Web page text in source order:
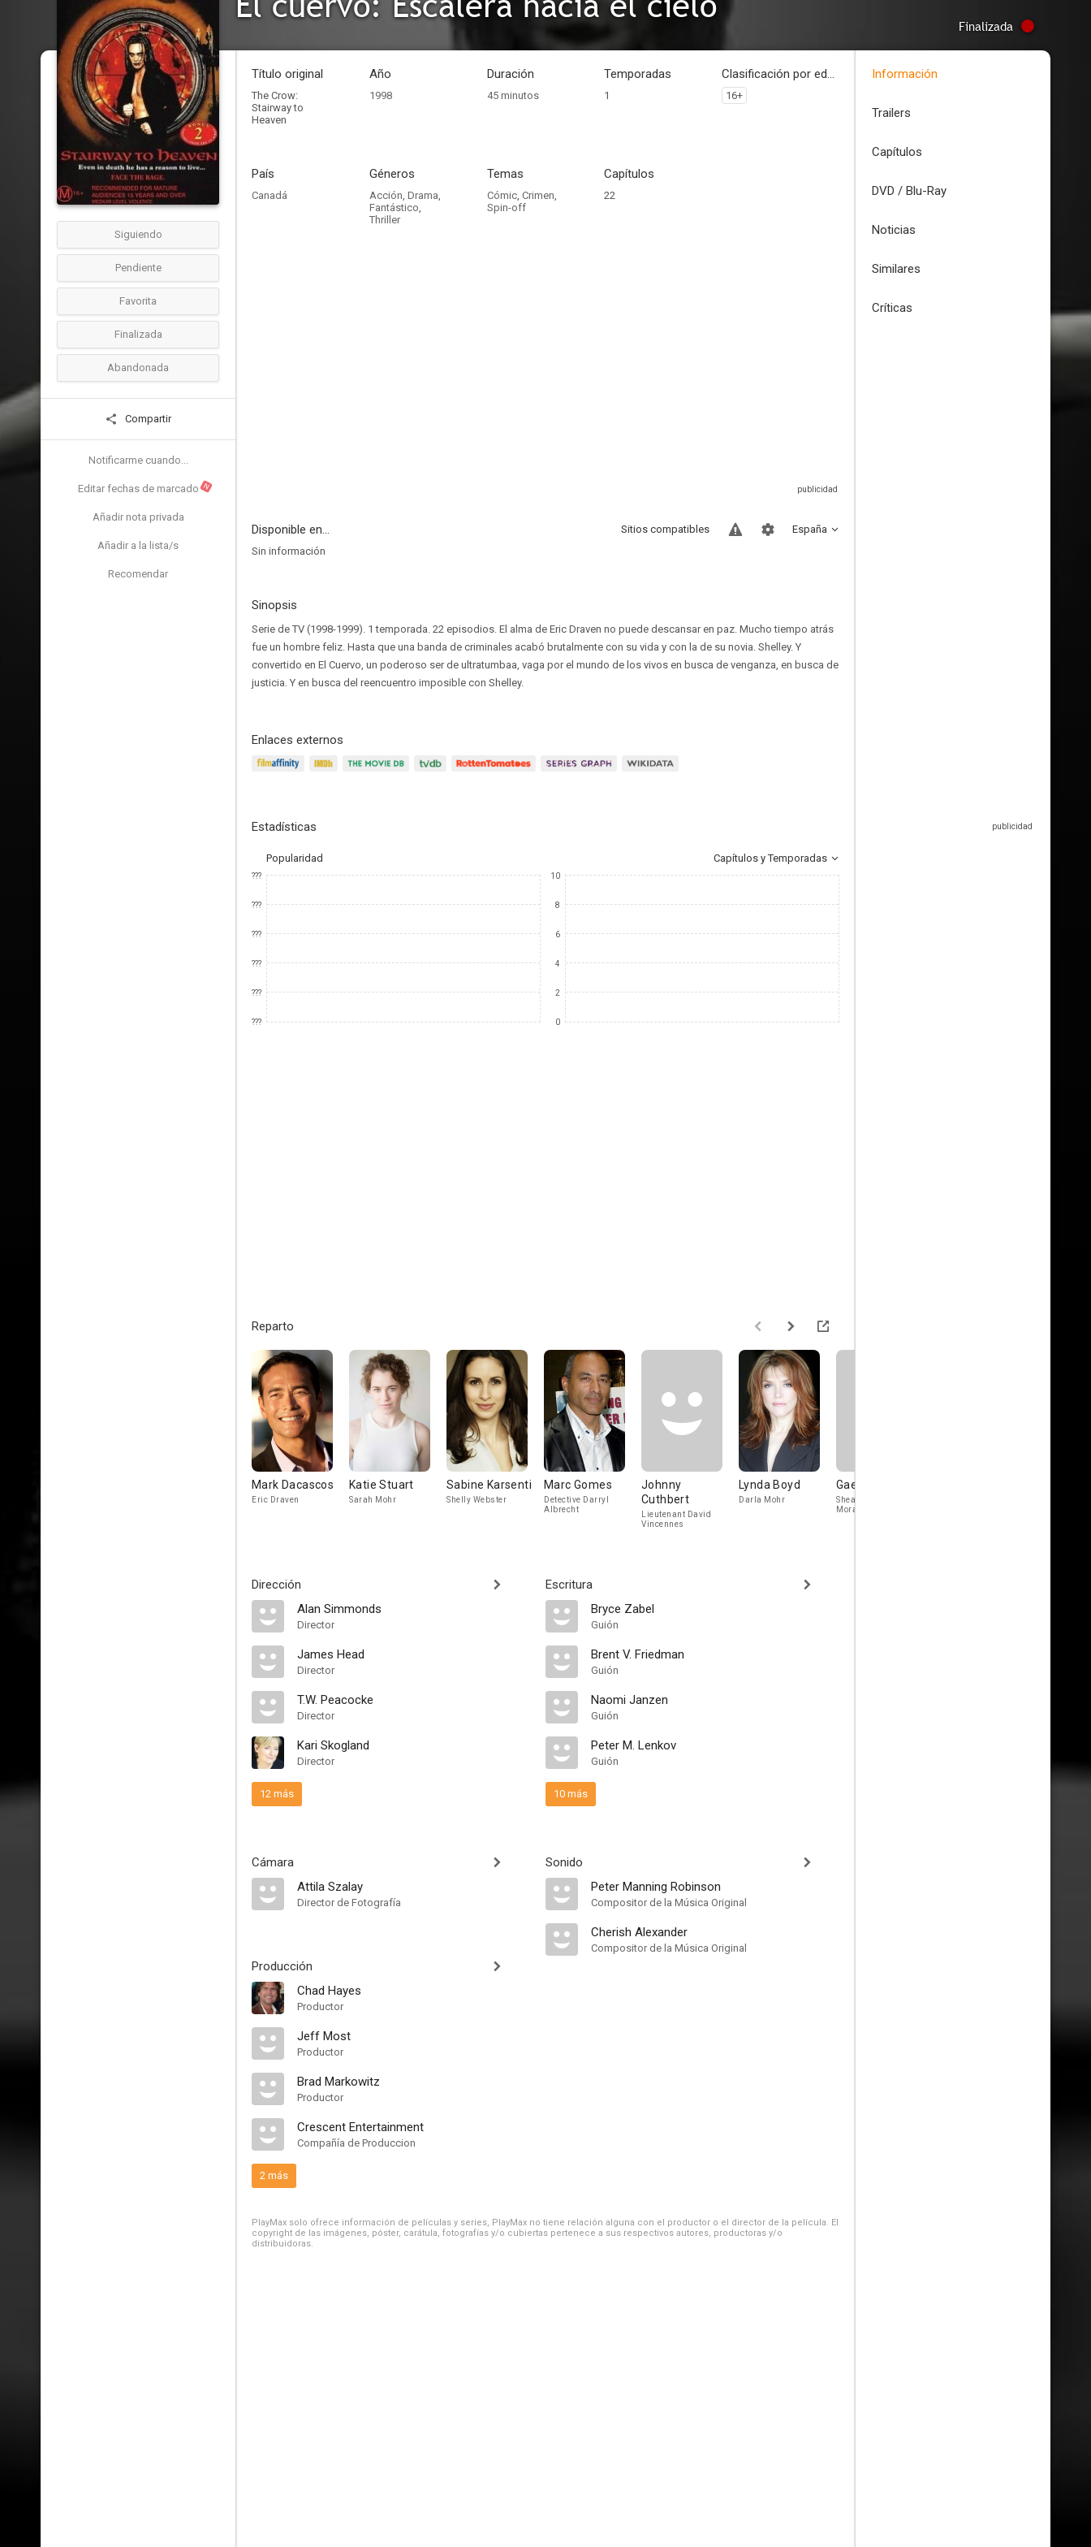
Finalizada
Siguiendo
Pendiente
Favorita
Finalizada
Abandonada
Compartir
Notificarme cuando...
Editar fechas de marcado N
Añadir nota privada
Añadir a la lista/s
Recomendar
Título original
The Crow:
Stairway to
Heaven
Año
1998
Duración
45 minutos
Temporadas
1
Clasificación por edades
16+
País
Canadá
Géneros
Acción, Drama,
Fantástico,
Thriller
Temas
Cómic, Crimen,
Spin-off
Capítulos
22
Disponible en... España
Sitios compatibles
Sin información
Sinopsis
Serie de TV (1998-1999). 1 temporada. 22 episodios. El alma de Eric Draven no puede descansar en paz. Mucho tiempo atrás
fue un hombre feliz. Hasta que una banda de criminales acabó brutalmente con su vida y con la de su novia. Shelley. Y
convertido en El Cuervo, un poderoso ser de ultratumbaa, vaga por el mundo de los vivos en busca de venganza, en busca de
justicia. Y en busca del reencuentro imposible con Shelley.
Enlaces externos
Estadísticas
Popularidad Capítulos y Temporadas
???
???
???
???
???
???
10
8
6
4
2
0
Reparto
Mark Dacascos
Eric Draven
Katie Stuart
Sarah Mohr
Sabine Karsenti
Shelly Webster
Marc Gomes
Detective Darryl
Albrecht
Johnny
Cuthbert
Lieutenant David
Vincennes
Lynda Boyd
Darla Mohr
Gaetana Korbin
Shea Marino / Louise
Moran
Dirección
Alan Simmonds
Director
James Head
Director
T.W. Peacocke
Director
Kari Skogland
Director
12 más
Cámara
Attila Szalay
Director de Fotografía
Producción
Chad Hayes
Productor
Jeff Most
Productor
Brad Markowitz
Productor
Crescent Entertainment
Compañía de Produccion
2 más
Escritura
Bryce Zabel
Guión
Brent V. Friedman
Guión
Naomi Janzen
Guión
Peter M. Lenkov
Guión
10 más
Sonido
Peter Manning Robinson
Compositor de la Música Original
Cherish Alexander
Compositor de la Música Original
PlayMax solo ofrece información de películas y series, PlayMax no tiene relación alguna con el productor o el director de la película. El
copyright de las imágenes, póster, carátula, fotografías y/o cubiertas pertenece a sus respectivos autores, productoras y/o
distribuidoras.
Información
Trailers
Capítulos
DVD / Blu-Ray
Noticias
Similares
Críticas